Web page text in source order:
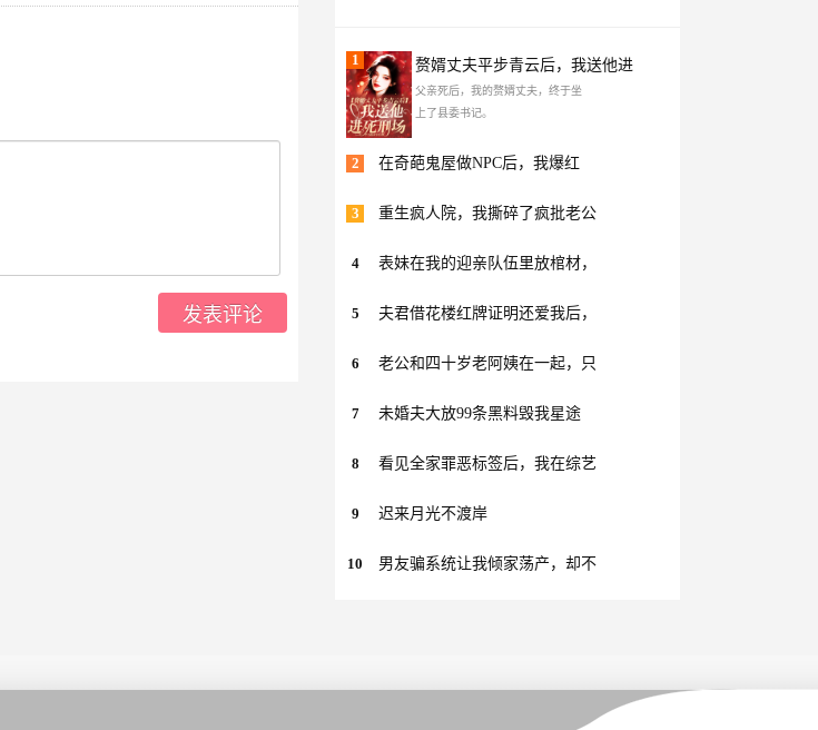
发表评论
1 赘婿丈夫平步青云后，我送他进
父亲死后，我的赘婿丈夫，终于坐
上了县委书记。
2 在奇葩鬼屋做NPC后，我爆红
3 重生疯人院，我撕碎了疯批老公
4 表妹在我的迎亲队伍里放棺材，
5 夫君借花楼红牌证明还爱我后，
6 老公和四十岁老阿姨在一起，只
7 未婚夫大放99条黑料毁我星途
8 看见全家罪恶标签后，我在综艺
9 迟来月光不渡岸
10 男友骗系统让我倾家荡产，却不